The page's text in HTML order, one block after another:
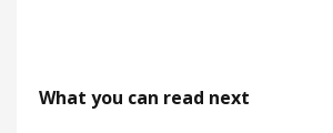
What you can read next